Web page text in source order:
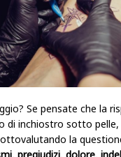
Se pensate che la
di inchiostro sotto
la